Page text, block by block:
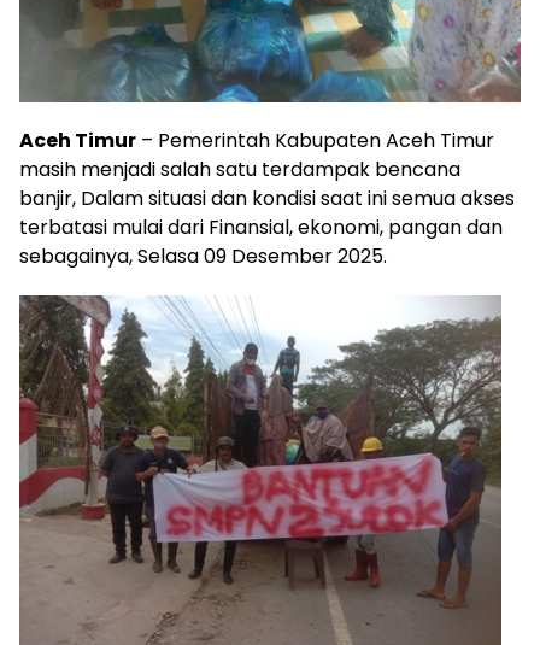
Aceh Timur – Pemerintah Kabupaten Aceh Timur
masih menjadi salah satu terdampak bencana
banjir, Dalam situasi dan kondisi saat ini semua akses
terbatasi mulai dari Finansial, ekonomi, pangan dan
sebagainya, Selasa 09 Desember 2025.